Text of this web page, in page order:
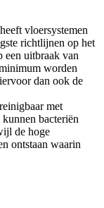
vloersystemen
richtlijnen op het
een uitbraak van
worden
dan ook de
met
bacteriën
de hoge
ontstaan waarin